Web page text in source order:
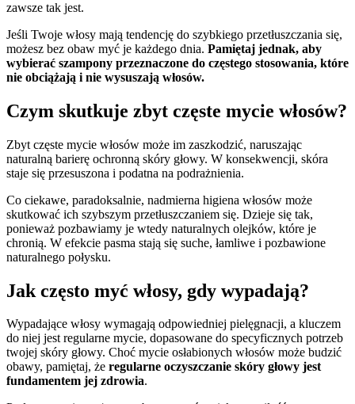
zawsze tak jest.
Jeśli Twoje włosy mają tendencję do szybkiego przetłuszczania się,
możesz bez obaw myć je każdego dnia. Pamiętaj jednak, aby
wybierać szampony przeznaczone do częstego stosowania, które
nie obciążają i nie wysuszają włosów.
Czym skutkuje zbyt częste mycie włosów?
Zbyt częste mycie włosów może im zaszkodzić, naruszając
naturalną barierę ochronną skóry głowy. W konsekwencji, skóra
staje się przesuszona i podatna na podrażnienia.
Co ciekawe, paradoksalnie, nadmierna higiena włosów może
skutkować ich szybszym przetłuszczaniem się. Dzieje się tak,
ponieważ pozbawiamy je wtedy naturalnych olejków, które je
chronią. W efekcie pasma stają się suche, łamliwe i pozbawione
naturalnego połysku.
Jak często myć włosy, gdy wypadają?
Wypadające włosy wymagają odpowiedniej pielęgnacji, a kluczem
do niej jest regularne mycie, dopasowane do specyficznych potrzeb
twojej skóry głowy. Choć mycie osłabionych włosów może budzić
obawy, pamiętaj, że regularne oczyszczanie skóry głowy jest
fundamentem jej zdrowia.